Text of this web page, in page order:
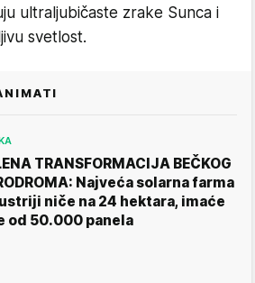
ultraljubičaste zrake Sunca i
svetlost.
TRANSFORMACIJA BEČKOG
Najveća solarna farma
niče na 24 hektara, imaće
od 50.000 panela